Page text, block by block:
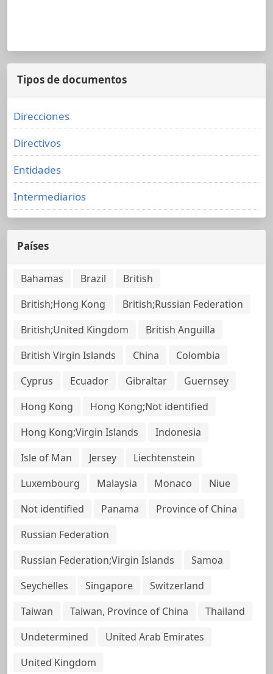
Tipos de documentos
Direcciones
Directivos
Entidades
Intermediarios
Países
Bahamas Brazil
British
British;Hong Kong
British;Russian Federation
British;United Kingdom
British Anguilla
British Virgin Islands
China
Colombia
Cyprus
Ecuador Gibraltar
Guernsey
Hong Kong
Hong Kong;Not identified
Hong Kong;Virgin Islands
Indonesia
Isle of Man
Jersey
Liechtenstein
Luxembourg
Malaysia Monaco
Niue
Not identified
Panama
Province of China
Russian Federation
Russian Federation;Virgin Islands
Samoa
Seychelles
Singapore
Switzerland
Taiwan
Taiwan, Province of China
Thailand
Undetermined
United Arab Emirates
United Kingdom